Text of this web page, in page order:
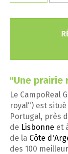
"Une prairie
Le CampoReal
royal") est
Portugal, près
de Lisbonne et
de la Côte
des 100